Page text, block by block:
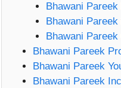
Bhawani
Bhawani
Bhawani
Bhawani Pareek
Bhawani Pareek
Bhawani Pareek